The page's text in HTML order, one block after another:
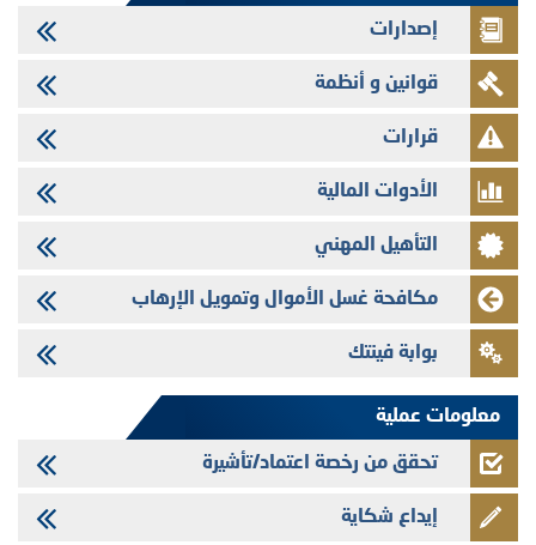
29/07/2026
وفابايل - التحيين السنوي لملف المعلومات المتعلق ببرنامج إصدار سندات
شركات التمويل
29/07/2026
تهنئة بمناسبة عيد العرش المجيد
29/07/2026
تنشر الهيئة المغربية لسوق الرساميل العدد الرابع عشر من مجلة سوق الرساميل
28/07/2026
Med Paper - تجاوز حد المساهمة 5%
24/07/2026
Saham Leasing - التحيين السنوي لملف المعلومات المتعلق ببرنامج إصدار
إصدارات
قوانين و أنظمة
قرارات
الأدوات المالية
التأهيل المهني
مكافحة غسل الأموال وتمويل الإرهاب
بوابة فينتك
معلومات عملية
تحقق من رخصة اعتماد/تأشيرة
إيداع شكاية